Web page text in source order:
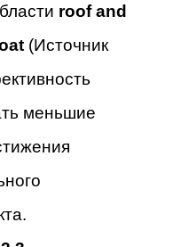
roof and
(Источник
меньшие